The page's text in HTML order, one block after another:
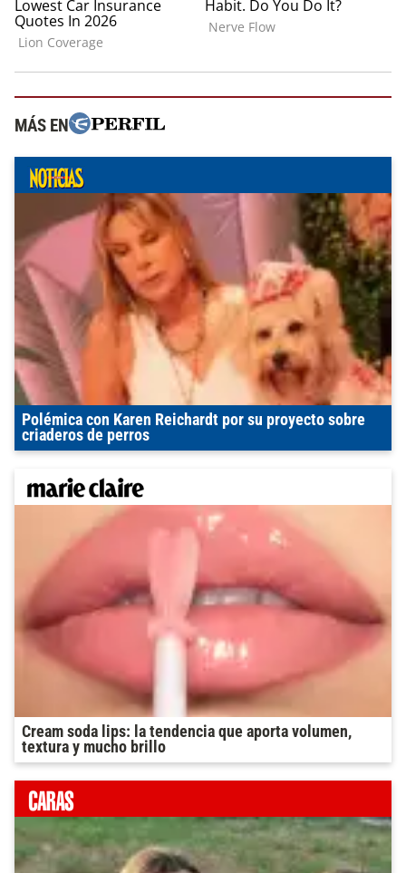
MÁS EN
Polémica con Karen Reichardt por su proyecto sobre
criaderos de perros
Cream soda lips: la tendencia que aporta volumen,
textura y mucho brillo